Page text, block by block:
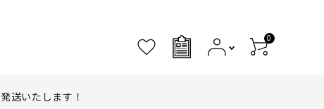
0
発送いたします！